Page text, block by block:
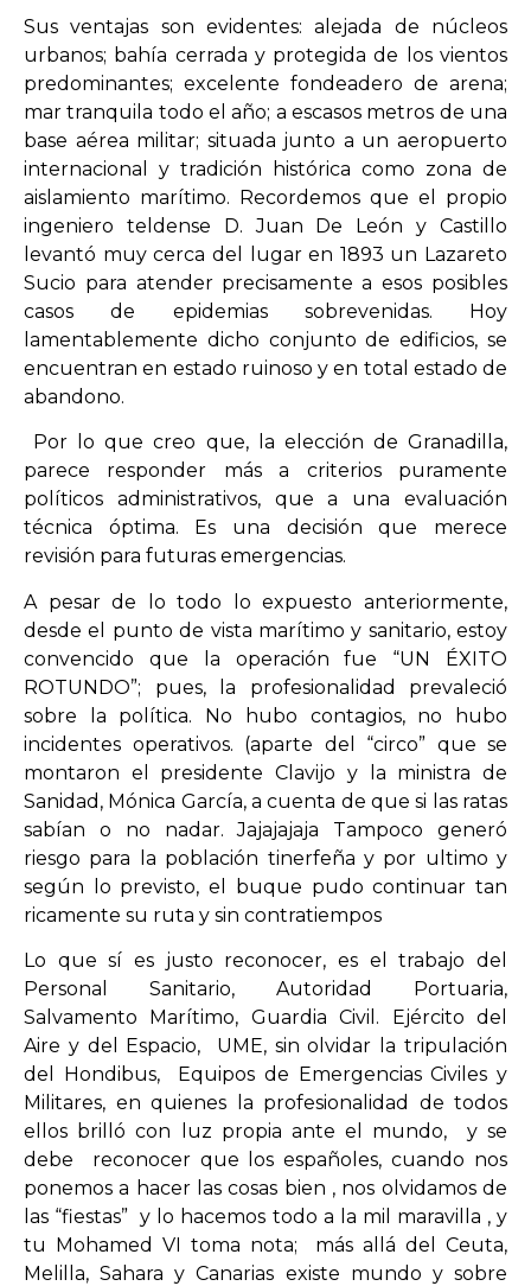
Sus ventajas son evidentes: alejada de núcleos
urbanos; bahía cerrada y protegida de los vientos
predominantes; excelente fondeadero de arena;
mar tranquila todo el año; a escasos metros de una
base aérea militar; situada junto a un aeropuerto
internacional y tradición histórica como zona de
aislamiento marítimo. Recordemos que el propio
ingeniero teldense D. Juan De León y Castillo
levantó muy cerca del lugar en 1893 un Lazareto
Sucio para atender precisamente a esos posibles
casos de epidemias sobrevenidas. Hoy
lamentablemente dicho conjunto de edificios, se
encuentran en estado ruinoso y en total estado de
abandono.
Por lo que creo que, la elección de Granadilla,
parece responder más a criterios puramente
políticos administrativos, que a una evaluación
técnica óptima. Es una decisión que merece
revisión para futuras emergencias.
A pesar de lo todo lo expuesto anteriormente,
desde el punto de vista marítimo y sanitario, estoy
convencido que la operación fue “UN ÉXITO
ROTUNDO”; pues, la profesionalidad prevaleció
sobre la política. No hubo contagios, no hubo
incidentes operativos. (aparte del “circo” que se
montaron el presidente Clavijo y la ministra de
Sanidad, Mónica García, a cuenta de que si las ratas
sabían o no nadar. Jajajajaja Tampoco generó
riesgo para la población tinerfeña y por ultimo y
según lo previsto, el buque pudo continuar tan
ricamente su ruta y sin contratiempos
Lo que sí es justo reconocer, es el trabajo del
Personal Sanitario, Autoridad Portuaria,
Salvamento Marítimo, Guardia Civil. Ejército del
Aire y del Espacio, UME, sin olvidar la tripulación
del Hondibus, Equipos de Emergencias Civiles y
Militares, en quienes la profesionalidad de todos
ellos brilló con luz propia ante el mundo, y se
debe reconocer que los españoles, cuando nos
ponemos a hacer las cosas bien , nos olvidamos de
las “fiestas” y lo hacemos todo a la mil maravilla , y
tu Mohamed VI toma nota; más allá del Ceuta,
Melilla, Sahara y Canarias existe mundo y sobre